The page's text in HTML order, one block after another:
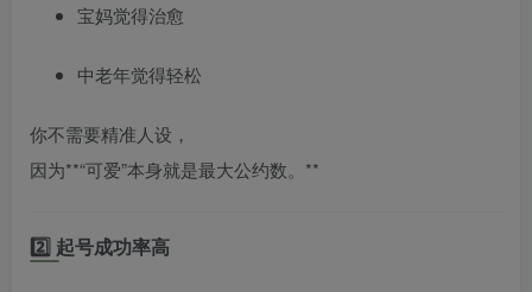
宝妈觉得治愈
中老年觉得轻松
你不需要精准人设，
因为**“可爱”本身就是最大公约数。**
2️⃣ 起号成功率高